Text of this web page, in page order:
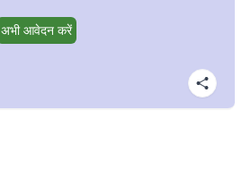
अभी आवेदन करें